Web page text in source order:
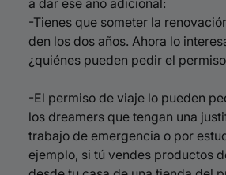
a dar ese año adicional:
-Tienes que someter la
den los dos años. Ahora lo
¿quiénes pueden pedir el
-El permiso de viaje lo pueden
los dreamers que tengan una
trabajo de emergencia o por
ejemplo, si tú vendes productos